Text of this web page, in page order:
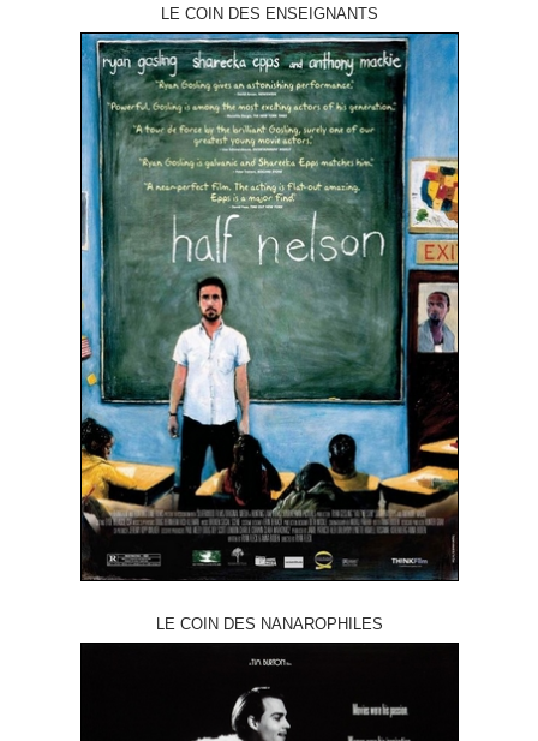
LE COIN DES ENSEIGNANTS
LE COIN DES NANAROPHILES